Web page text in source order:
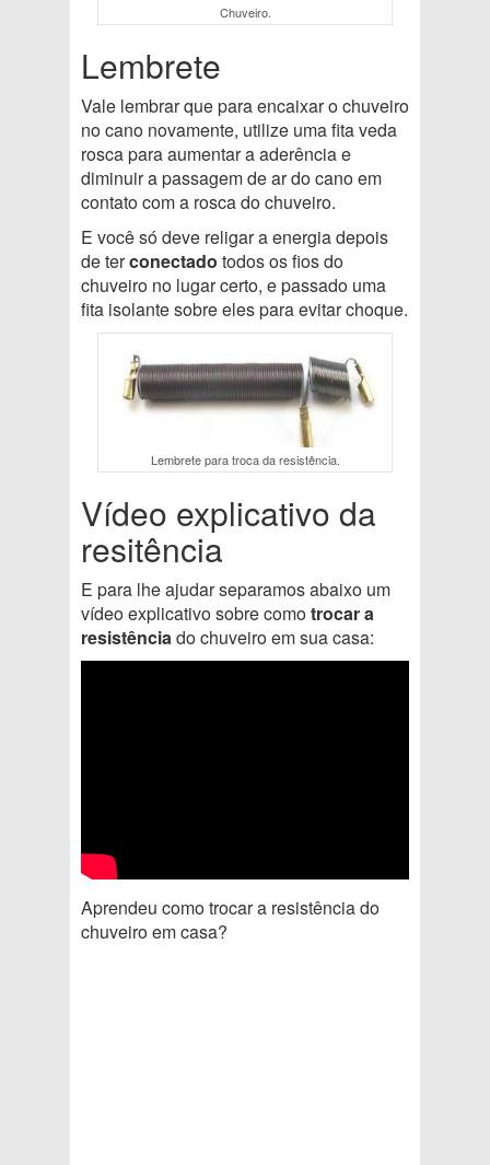
Chuveiro.
Lembrete
Vale lembrar que para encaixar o chuveiro
no cano novamente, utilize uma fita veda
rosca para aumentar a aderência e
diminuir a passagem de ar do cano em
contato com a rosca do chuveiro.
E você só deve religar a energia depois
de terconectado todos os fios do
chuveiro no lugar certo, e passado uma
fita isolante sobre eles para evitar choque.
Lembrete para troca da resistência.
Vídeo explicativo da
resitência
E para lhe ajudar separamos abaixo um
vídeo explicativo sobre comotrocar a
resistênciado chuveiro em sua casa:
Aprendeu como trocar a resistência do
chuveiro em casa?